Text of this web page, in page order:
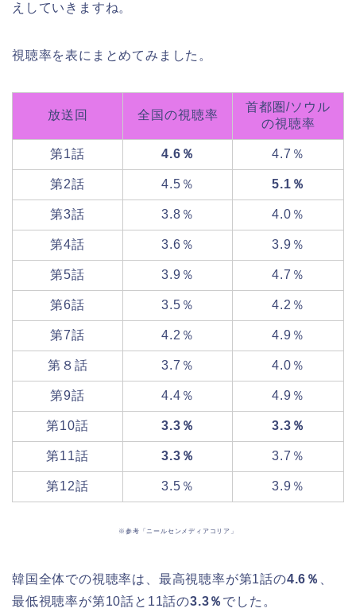
えしていきますね。
視聴率を表にまとめてみました。
放送回 全国の視聴率
首都圏/ソウル
の視聴率
第1話 4.6％ 4.7％
第2話 4.5％ 5.1％
第3話 3.8％ 4.0％
第4話 3.6％ 3.9％
第5話 3.9％ 4.7％
第6話 3.5％ 4.2％
第7話 4.2％ 4.9％
第８話 3.7％ 4.0％
第9話 4.4％ 4.9％
第10話 3.3％ 3.3％
第11話 3.3％ 3.7％
第12話 3.5％ 3.9％
※参考「ニールセンメディアコリア」
韓国全体での視聴率は、最高視聴率が第1話の4.6％ 、
最低視聴率が第10話と11話の3.3％ でした。